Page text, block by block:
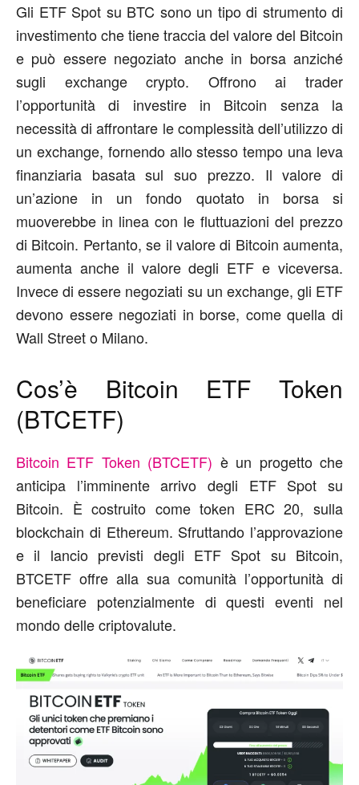
Gli ETF Spot su BTC sono un tipo di strumento di
investimento che tiene traccia del valore del Bitcoin
e può essere negoziato anche in borsa anziché
sugli exchange crypto. Offrono ai trader
l’opportunità di investire in Bitcoin senza la
necessità di affrontare le complessità dell’utilizzo di
un exchange, fornendo allo stesso tempo una leva
finanziaria basata sul suo prezzo. Il valore di
un’azione in un fondo quotato in borsa si
muoverebbe in linea con le fluttuazioni del prezzo
di Bitcoin. Pertanto, se il valore di Bitcoin aumenta,
aumenta anche il valore degli ETF e viceversa.
Invece di essere negoziati su un exchange, gli ETF
devono essere negoziati in borse, come quella di
Wall Street o Milano.
Cos’è Bitcoin ETF Token
(BTCETF)
Bitcoin ETF Token (BTCETF) è un progetto che
anticipa l’imminente arrivo degli ETF Spot su
Bitcoin. È costruito come token ERC 20, sulla
blockchain di Ethereum. Sfruttando l’approvazione
e il lancio previsti degli ETF Spot su Bitcoin,
BTCETF offre alla sua comunità l’opportunità di
beneficiare potenzialmente di questi eventi nel
mondo delle criptovalute.